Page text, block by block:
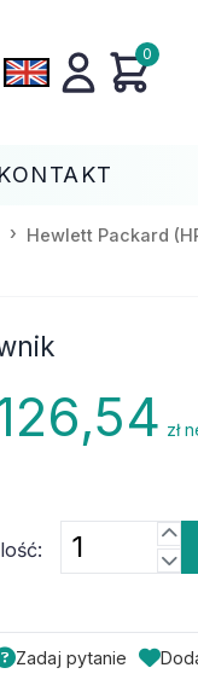
0
KONTAKT
Hewlett Packard
zł
Zadaj pytanie